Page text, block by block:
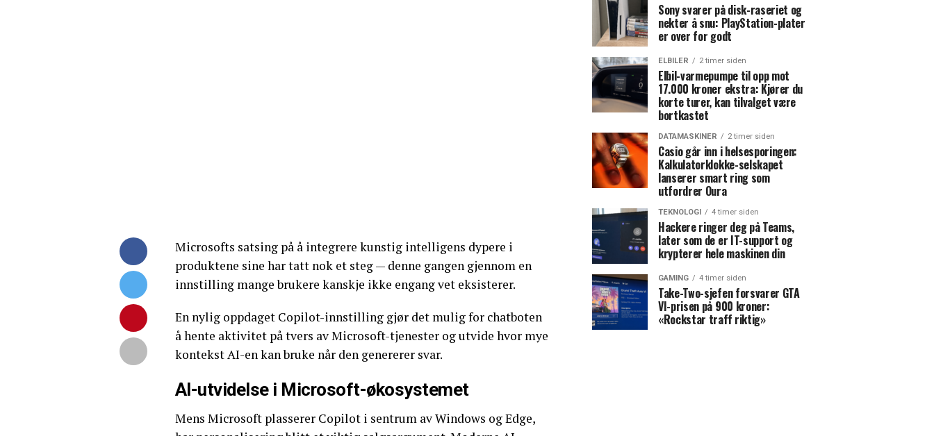
Microsofts satsing på å integrere kunstig intelligens dypere i
produktene sine har tatt nok et steg — denne gangen gjennom en
innstilling mange brukere kanskje ikke engang vet eksisterer.
En nylig oppdaget Copilot-innstilling gjør det mulig for chatboten
å hente aktivitet på tvers av Microsoft-tjenester og utvide hvor mye
kontekst AI-en kan bruke når den genererer svar.
AI-utvidelse i Microsoft-økosystemet
Mens Microsoft plasserer Copilot i sentrum av Windows og Edge,
Sony svarer på disk-raseriet og
nekter å snu: PlayStation-plater
er over for godt
ELBILER 2 timer siden
Elbil-varmepumpe til opp mot
17.000 kroner ekstra: Kjører du
korte turer, kan tilvalget være
bortkastet
DATAMASKINER 2 timer siden
Casio går inn i helsesporingen:
Kalkulatorklokke-selskapet
lanserer smart ring som
utfordrer Oura
TEKNOLOGI 4 timer siden
Hackere ringer deg på Teams,
later som de er IT-support og
krypterer hele maskinen din
GAMING 4 timer siden
Take-Two-sjefen forsvarer GTA
VI-prisen på 900 kroner:
«Rockstar traff riktig»